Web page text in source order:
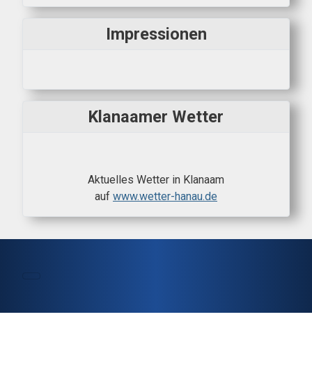
Impressionen
Klanaamer Wetter
Aktuelles Wetter in Klanaam
auf www.wetter-hanau.de